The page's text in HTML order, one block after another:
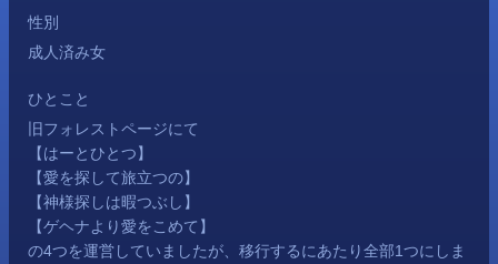
性別
成人済み女
ひとこと
旧フォレストページにて
【はーとひとつ】
【愛を探して旅立つの】
【神様探しは暇つぶし】
【ゲヘナより愛をこめて】
の4つを運営していましたが、移行するにあたり全部1つにしま